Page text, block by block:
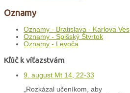
Oznamy
Oznamy - Bratislava - Karlova Ves
Oznamy - Spišský Štvrtok
Oznamy - Levoča
Kľúč k víťazstvám
9. august Mt 14, 22-33
„Rozkázal učeníkom, aby